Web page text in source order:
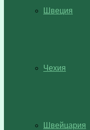
Швеция
Чехия
Швейцария